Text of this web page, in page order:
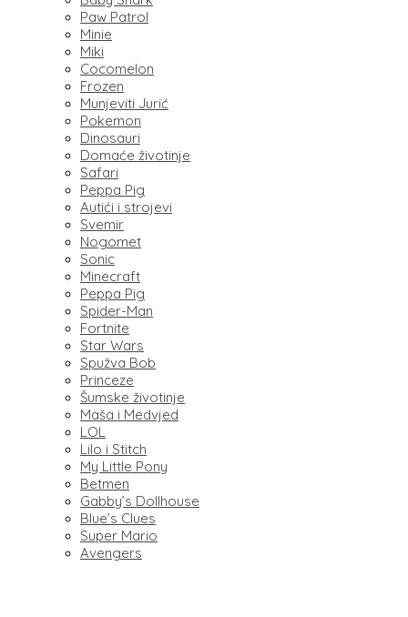
Paw Patrol
Minie
Miki
Cocomelon
Frozen
Munjeviti Jurić
Pokemon
Dinosauri
Domaće životinje
Safari
Peppa Pig
Autići i strojevi
Svemir
Nogomet
Sonic
Minecraft
Peppa Pig
Spider-Man
Fortnite
Star Wars
Spužva Bob
Princeze
Šumske životinje
Maša i Medvjed
LOL
Lilo i Stitch
My Little Pony
Betmen
Gabby’s Dollhouse
Blue’s Clues
Super Mario
Avengers